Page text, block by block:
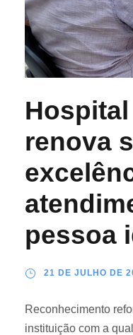
renova
pessoa
21 DE JULHO DE
Reconhecimento
instituição com a